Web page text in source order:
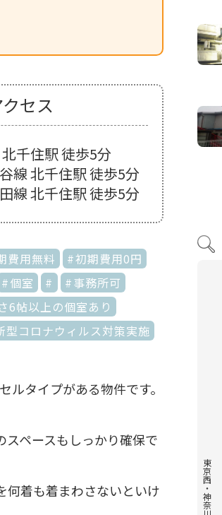
セス
千住駅 徒歩5分
線 北千住駅 徒歩5分
線 北千住駅 徒歩5分
費用無料
初期費用0円
個室
事務所可
6帖以上の個室あり
型コロナウィルス対策実施
タイプがある物件です。
ペースもしっかり確保で
何着も着まわさないといけ 東京西・神奈川方面